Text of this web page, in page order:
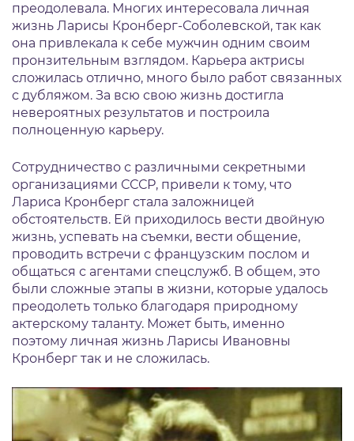
преодолевала. Многих интересовала личная
жизнь Ларисы Кронберг-Соболевской, так как
она привлекала к себе мужчин одним своим
пронзительным взглядом. Карьера актрисы
сложилась отлично, много было работ связанных
с дубляжом. За всю свою жизнь достигла
невероятных результатов и построила
полноценную карьеру.
Сотрудничество с различными секретными
организациями СССР, привели к тому, что
Лариса Кронберг стала заложницей
обстоятельств. Ей приходилось вести двойную
жизнь, успевать на съемки, вести общение,
проводить встречи с французским послом и
общаться с агентами спецслужб. В общем, это
были сложные этапы в жизни, которые удалось
преодолеть только благодаря природному
актерскому таланту. Может быть, именно
поэтому личная жизнь Ларисы Ивановны
Кронберг так и не сложилась.